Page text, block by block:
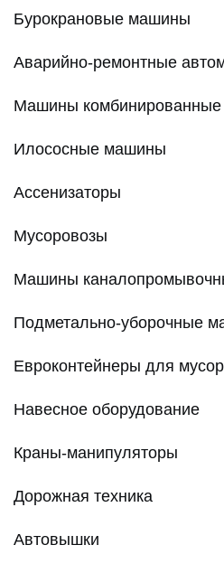
Бурокрановые машины
Аварийно-ремонтные
Машины
Илососные машины
Ассенизаторы
Мусоровозы
Машины
Подметально-уборочные
Евроконтейнеры для
Навесное оборудование
Краны-манипуляторы
Дорожная техника
Автовышки